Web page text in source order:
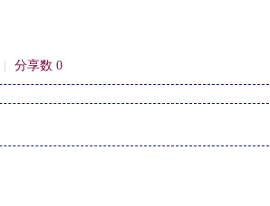
分享数 0